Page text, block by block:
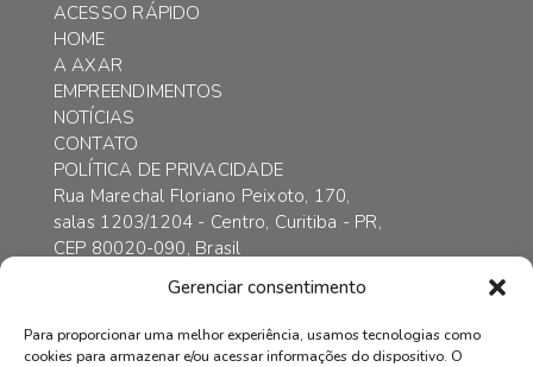
Gerenciar consentimento
Para proporcionar uma melhor experiência, usamos tecnologias como
cookies para armazenar e/ou acessar informações do dispositivo. O
ACESSO RÁPIDO
HOME
A AXAR
EMPREENDIMENTOS
NOTÍCIAS
CONTATO
POLÍTICA DE PRIVACIDADE
Rua Marechal Floriano Peixoto, 170,
salas 1203/1204 - Centro, Curitiba - PR,
CEP 80020-090, Brasil
+55 41 3352-6989
+55 41 99169-4578